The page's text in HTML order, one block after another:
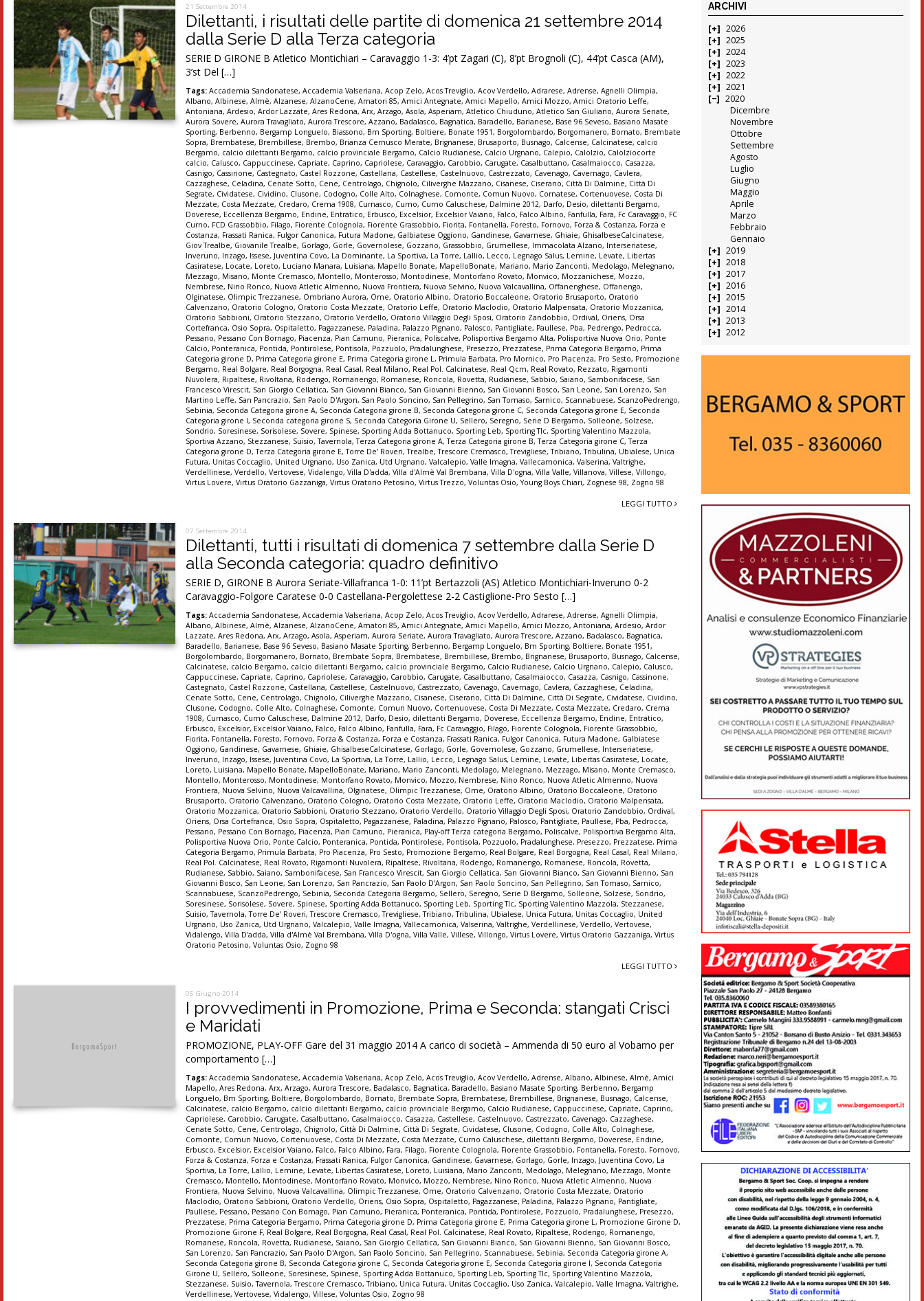
21 Settembre 2014
Dilettanti, i risultati delle partite di domenica 21 settembre 2014
dalla Serie D alla Terza categoria
SERIE D GIRONE B Atletico Montichiari – Caravaggio 1-3: 4’pt Zagari (C), 8’pt Brognoli (C), 44’pt Casca (AM),
3’st Del […]
Tags: Accademia Sandonatese,Accademia Valseriana,Acop Zelo,Acos Treviglio,Acov Verdello,Adrarese,Adrense,Agnelli Olimpia,
Albano,Albinese,Almè,Alzanese,AlzanoCene,Amatori 85,Amici Antegnate,Amici Mapello,Amici Mozzo,Amici Oratorio Leffe,
Antoniana,Ardesio,Ardor Lazzate,Ares Redona,Arx,Arzago,Asola,Asperiam,Atletico Chiuduno,Atletico San Giuliano,Aurora Seriate,
Aurora Sovere,Aurora Travagliato,Aurora Trescore,Azzano, Badalasco, Bagnatica, Baradello, Barianese, Base 96 Seveso, Basiano Masate
Sporting, Berbenno, Bergamp Longuelo, Biassono, Bm Sporting, Boltiere, Bonate 1951, Borgolombardo, Borgomanero, Bornato, Brembate
Sopra, Brembatese, Brembillese, Brembo, Brianza Cernusco Merate, Brignanese, Brusaporto, Busnago, Calcense, Calcinatese, calcio
Bergamo, calcio dilettanti Bergamo, calcio provinciale Bergamo, Calcio Rudianese, Calcio Urgnano, Calepio, Calolzio, Calolziocorte
calcio, Calusco, Cappuccinese, Capriate, Caprino, Capriolese, Caravaggio, Carobbio, Carugate, Casalbuttano, Casalmaiocco, Casazza,
Casnigo, Cassinone, Castegnato, Castel Rozzone, Castellana, Castellese, Castelnuovo, Castrezzato, Cavenago, Cavernago, Cavlera,
Cazzaghese, Celadina, Cenate Sotto, Cene, Centrolago, Chignolo, Ciliverghe Mazzano, Cisanese, Ciserano, Città Di Dalmine, Città Di
Segrate, Cividatese, Cividino, Clusone, Codogno, Colle Alto, Colnaghese, Comonte, Comun Nuovo, Cornatese, Cortenuovese, Costa Di
Mezzate, Costa Mezzate, Credaro, Crema 1908, Curnasco, Curno, Curno Caluschese, Dalmine 2012, Darfo, Desio, dilettanti Bergamo,
Doverese, Eccellenza Bergamo, Endine, Entratico, Erbusco, Excelsior, Excelsior Vaiano, Falco, Falco Albino, Fanfulla, Fara, Fc Caravaggio, FC
Curno, FCD Grassobbio, Filago, Fiorente Colognola, Fiorente Grassobbio, Fiorita, Fontanella, Foresto, Fornovo, Forza & Costanza, Forza e
Costanza, Frassati Ranica, Fulgor Canonica, Futura Madone, Galbiatese Oggiono, Gandinese, Gavarnese, Ghiaie, GhisalbeseCalcinatese,
Giov Trealbe, Giovanile Trealbe, Gorlago, Gorle, Governolese, Gozzano, Grassobbio, Grumellese, Immacolata Alzano, Interseriatese,
Inveruno, Inzago, Issese, Juventina Covo, La Dominante, La Sportiva, La Torre, Lallio, Lecco, Legnago Salus, Lemine, Levate, Libertas
Casiratese, Locate, Loreto, Luciano Manara, Luisiana, Mapello Bonate, MapelloBonate, Mariano, Mario Zanconti, Medolago, Melegnano,
Mezzago, Misano, Monte Cremasco, Montello, Monterosso, Montodinese, Montorfano Rovato, Monvico, Mozzanichese, Mozzo,
Nembrese, Nino Ronco, Nuova Atletic Almenno, Nuova Frontiera, Nuova Selvino, Nuova Valcavallina, Offanenghese, Offanengo,
Olginatese, Olimpic Trezzanese, Ombriano Aurora, Ome, Oratorio Albino, Oratorio Boccaleone, Oratorio Brusaporto, Oratorio
Calvenzano, Oratorio Cologno, Oratorio Costa Mezzate, Oratorio Leffe, Oratorio Maclodio, Oratorio Malpensata, Oratorio Mozzanica,
Oratorio Sabbioni, Oratorio Stezzano, Oratorio Verdello, Oratorio Villaggio Degli Sposi, Oratorio Zandobbio, Ordival, Oriens, Orsa
Cortefranca, Osio Sopra, Ospitaletto, Pagazzanese, Paladina, Palazzo Pignano, Palosco, Pantigliate, Paullese, Pba, Pedrengo, Pedrocca,
Pessano, Pessano Con Bornago, Piacenza, Pian Camuno, Pieranica, Poliscalve, Polisportiva Bergamo Alta, Polisportiva Nuova Orio, Ponte
Calcio, Ponteranica, Pontida, Pontirolese, Pontisola, Pozzuolo, Pradalunghese, Presezzo, Prezzatese, Prima Categoria Bergamo, Prima
Categoria girone D, Prima Categoria girone E, Prima Categoria girone L, Primula Barbata, Pro Mornico, Pro Piacenza, Pro Sesto, Promozione
Bergamo, Real Bolgare, Real Borgogna, Real Casal, Real Milano, Real Pol. Calcinatese, Real Qcm, Real Rovato, Rezzato, Rigamonti
Nuvolera, Ripaltese, Rivoltana, Rodengo, Romanengo, Romanese, Roncola, Rovetta, Rudianese, Sabbio, Saiano, Sambonifacese, San
Francesco Virescit, San Giorgio Cellatica, San Giovanni Bianco, San Giovanni Bienno, San Giovanni Bosco, San Leone, San Lorenzo, San
Martino Leffe, San Pancrazio, San Paolo D'Argon, San Paolo Soncino, San Pellegrino, San Tomaso, Sarnico, Scannabuese, ScanzoPedrengo,
Sebinia, Seconda Categoria girone A, Seconda Categoria girone B, Seconda Categoria girone C, Seconda Categoria girone E, Seconda
Categoria girone I, Seconda categoria girone S, Seconda Categoria Girone U, Sellero, Seregno, Serie D Bergamo, Solleone, Solzese,
Sondrio, Soresinese, Sorisolese, Sovere, Spinese, Sporting Adda Bottanuco, Sporting Leb, Sporting Tlc, Sporting Valentino Mazzola,
Sportiva Azzano, Stezzanese, Suisio,Tavernola,Terza Categoria girone A,Terza Categoria girone B,Terza Categoria girone C,Terza
Categoria girone D,Terza Categoria girone E,Torre De' Roveri,Trealbe,Trescore Cremasco,Trevigliese,Tribiano,Tribulina, Ubialese, Unica
Futura, Unitas Coccaglio, United Urgnano, Uso Zanica, Utd Urgnano,Valcalepio,Valle Imagna,Vallecamonica,Valserina,Valtrighe,
Verdellinese,Verdello,Vertovese,Vidalengo,Villa D'adda,Villa d'Almè Val Brembana,Villa D'ogna,Villa Valle,Villanova,Villese,Villongo,
Virtus Lovere,Virtus Oratorio Gazzaniga,Virtus Oratorio Petosino,Virtus Trezzo,Voluntas Osio,Young Boys Chiari, Zognese 98, Zogno 98
LEGGI TUTTO
07 Settembre 2014
Dilettanti, tutti i risultati di domenica 7 settembre dalla Serie D
alla Seconda categoria: quadro definitivo
SERIE D, GIRONE B Aurora Seriate-Villafranca 1-0: 11’pt Bertazzoli (AS) Atletico Montichiari-Inveruno 0-2
Caravaggio-Folgore Caratese 0-0 Castellana-Pergolettese 2-2 Castiglione-Pro Sesto […]
Tags: Accademia Sandonatese,Accademia Valseriana,Acop Zelo,Acos Treviglio,Acov Verdello,Adrarese,Adrense,Agnelli Olimpia,
Albano,Albinese,Almè,Alzanese,AlzanoCene,Amatori 85,Amici Antegnate,Amici Mapello,Amici Mozzo,Antoniana,Ardesio,Ardor
Lazzate,Ares Redona,Arx,Arzago,Asola,Asperiam,Aurora Seriate,Aurora Travagliato,Aurora Trescore,Azzano, Badalasco, Bagnatica,
Baradello, Barianese, Base 96 Seveso, Basiano Masate Sporting, Berbenno, Bergamp Longuelo, Bm Sporting, Boltiere, Bonate 1951,
Borgolombardo, Borgomanero, Bornato, Brembate Sopra, Brembatese, Brembillese, Brembo, Brignanese, Brusaporto, Busnago, Calcense,
Calcinatese, calcio Bergamo, calcio dilettanti Bergamo, calcio provinciale Bergamo, Calcio Rudianese, Calcio Urgnano, Calepio, Calusco,
Cappuccinese, Capriate, Caprino, Capriolese, Caravaggio, Carobbio, Carugate, Casalbuttano, Casalmaiocco, Casazza, Casnigo, Cassinone,
Castegnato, Castel Rozzone, Castellana, Castellese, Castelnuovo, Castrezzato, Cavenago, Cavernago, Cavlera, Cazzaghese, Celadina,
Cenate Sotto, Cene, Centrolago, Chignolo, Ciliverghe Mazzano, Cisanese, Ciserano, Città Di Dalmine, Città Di Segrate, Cividatese, Cividino,
Clusone, Codogno, Colle Alto, Colnaghese, Comonte, Comun Nuovo, Cortenuovese, Costa Di Mezzate, Costa Mezzate, Credaro, Crema
1908, Curnasco, Curno Caluschese, Dalmine 2012, Darfo, Desio, dilettanti Bergamo, Doverese, Eccellenza Bergamo, Endine, Entratico,
Erbusco, Excelsior, Excelsior Vaiano, Falco, Falco Albino, Fanfulla, Fara, Fc Caravaggio, Filago, Fiorente Colognola, Fiorente Grassobbio,
Fiorita, Fontanella, Foresto, Fornovo, Forza & Costanza, Forza e Costanza, Frassati Ranica, Fulgor Canonica, Futura Madone, Galbiatese
Oggiono, Gandinese, Gavarnese, Ghiaie, GhisalbeseCalcinatese, Gorlago, Gorle, Governolese, Gozzano, Grumellese, Interseriatese,
Inveruno, Inzago, Issese, Juventina Covo, La Sportiva, La Torre, Lallio, Lecco, Legnago Salus, Lemine, Levate, Libertas Casiratese, Locate,
Loreto, Luisiana, Mapello Bonate, MapelloBonate, Mariano, Mario Zanconti, Medolago, Melegnano, Mezzago, Misano, Monte Cremasco,
Montello, Monterosso, Montodinese, Montorfano Rovato, Monvico, Mozzo, Nembrese, Nino Ronco, Nuova Atletic Almenno, Nuova
Frontiera, Nuova Selvino, Nuova Valcavallina, Olginatese, Olimpic Trezzanese, Ome, Oratorio Albino, Oratorio Boccaleone, Oratorio
Brusaporto, Oratorio Calvenzano, Oratorio Cologno, Oratorio Costa Mezzate, Oratorio Leffe, Oratorio Maclodio, Oratorio Malpensata,
Oratorio Mozzanica, Oratorio Sabbioni, Oratorio Stezzano, Oratorio Verdello, Oratorio Villaggio Degli Sposi, Oratorio Zandobbio, Ordival,
Oriens, Orsa Cortefranca, Osio Sopra, Ospitaletto, Pagazzanese, Paladina, Palazzo Pignano, Palosco, Pantigliate, Paullese, Pba, Pedrocca,
Pessano, Pessano Con Bornago, Piacenza, Pian Camuno, Pieranica, Play-off Terza categoria Bergamo, Poliscalve, Polisportiva Bergamo Alta,
Polisportiva Nuova Orio, Ponte Calcio, Ponteranica, Pontida, Pontirolese, Pontisola, Pozzuolo, Pradalunghese, Presezzo, Prezzatese, Prima
Categoria Bergamo, Primula Barbata, Pro Piacenza, Pro Sesto, Promozione Bergamo, Real Bolgare, Real Borgogna, Real Casal, Real Milano,
Real Pol. Calcinatese, Real Rovato, Rigamonti Nuvolera, Ripaltese, Rivoltana, Rodengo, Romanengo, Romanese, Roncola, Rovetta,
Rudianese, Sabbio, Saiano, Sambonifacese, San Francesco Virescit, San Giorgio Cellatica, San Giovanni Bianco, San Giovanni Bienno, San
Giovanni Bosco, San Leone, San Lorenzo, San Pancrazio, San Paolo D'Argon, San Paolo Soncino, San Pellegrino, San Tomaso, Sarnico,
Scannabuese, ScanzoPedrengo, Sebinia, Seconda Categoria Bergamo, Sellero, Seregno, Serie D Bergamo, Solleone, Solzese, Sondrio,
Soresinese, Sorisolese, Sovere, Spinese, Sporting Adda Bottanuco, Sporting Leb, Sporting Tlc, Sporting Valentino Mazzola, Stezzanese,
Suisio,Tavernola,Torre De' Roveri,Trescore Cremasco,Trevigliese,Tribiano,Tribulina, Ubialese, Unica Futura, Unitas Coccaglio, United
Urgnano, Uso Zanica, Utd Urgnano,Valcalepio,Valle Imagna,Vallecamonica,Valserina,Valtrighe,Verdellinese,Verdello,Vertovese,
Vidalengo,Villa D'adda,Villa d'Almè Val Brembana,Villa D'ogna,Villa Valle,Villese,Villongo,Virtus Lovere,Virtus Oratorio Gazzaniga,Virtus
Oratorio Petosino,Voluntas Osio, Zogno 98
LEGGI TUTTO
05 Giugno 2014
I provvedimenti in Promozione, Prima e Seconda: stangati Crisci
e Maridati
PROMOZIONE, PLAY-OFF Gare del 31 maggio 2014 A carico di società – Ammenda di 50 euro al Vobarno per
comportamento […]
Tags: Accademia Sandonatese,Accademia Valseriana,Acop Zelo,Acos Treviglio,Acov Verdello,Adrense,Albano,Albinese,Almè,Amici
Mapello,Ares Redona,Arx,Arzago,Aurora Trescore, Badalasco, Bagnatica, Baradello, Basiano Masate Sporting, Berbenno, Bergamp
Longuelo, Bm Sporting, Boltiere, Borgolombardo, Bornato, Brembate Sopra, Brembatese, Brembillese, Brignanese, Busnago, Calcense,
Calcinatese, calcio Bergamo, calcio dilettanti Bergamo, calcio provinciale Bergamo, Calcio Rudianese, Cappuccinese, Capriate, Caprino,
Capriolese, Carobbio, Carugate, Casalbuttano, Casalmaiocco, Casazza, Castellese, Castelnuovo, Castrezzato, Cavenago, Cazzaghese,
Cenate Sotto, Cene, Centrolago, Chignolo, Città Di Dalmine, Città Di Segrate, Cividatese, Clusone, Codogno, Colle Alto, Colnaghese,
Comonte, Comun Nuovo, Cortenuovese, Costa Di Mezzate, Costa Mezzate, Curno Caluschese, dilettanti Bergamo, Doverese, Endine,
Erbusco, Excelsior, Excelsior Vaiano, Falco, Falco Albino, Fara, Filago, Fiorente Colognola, Fiorente Grassobbio, Fontanella, Foresto, Fornovo,
Forza & Costanza, Forza e Costanza, Frassati Ranica, Fulgor Canonica, Gandinese, Gavarnese, Gorlago, Gorle, Inzago, Juventina Covo, La
Sportiva, La Torre, Lallio, Lemine, Levate, Libertas Casiratese, Loreto, Luisiana, Mario Zanconti, Medolago, Melegnano, Mezzago, Monte
Cremasco, Montello, Montodinese, Montorfano Rovato, Monvico, Mozzo, Nembrese, Nino Ronco, Nuova Atletic Almenno, Nuova
Frontiera, Nuova Selvino, Nuova Valcavallina, Olimpic Trezzanese, Ome, Oratorio Calvenzano, Oratorio Costa Mezzate, Oratorio
Maclodio, Oratorio Sabbioni, Oratorio Verdello, Oriens, Osio Sopra, Ospitaletto, Pagazzanese, Paladina, Palazzo Pignano, Pantigliate,
Paullese, Pessano, Pessano Con Bornago, Pian Camuno, Pieranica, Ponteranica, Pontida, Pontirolese, Pozzuolo, Pradalunghese, Presezzo,
Prezzatese, Prima Categoria Bergamo, Prima Categoria girone D, Prima Categoria girone E, Prima Categoria girone L, Promozione Girone D,
Promozione Girone F, Real Bolgare, Real Borgogna, Real Casal, Real Pol. Calcinatese, Real Rovato, Ripaltese, Rodengo, Romanengo,
Romanese, Roncola, Rovetta, Rudianese, Saiano, San Giorgio Cellatica, San Giovanni Bianco, San Giovanni Bienno, San Giovanni Bosco,
San Lorenzo, San Pancrazio, San Paolo D'Argon, San Paolo Soncino, San Pellegrino, Scannabuese, Sebinia, Seconda Categoria girone A,
Seconda Categoria girone B, Seconda Categoria girone C, Seconda Categoria girone E, Seconda Categoria girone I, Seconda Categoria
Girone U, Sellero, Solleone, Soresinese, Spinese, Sporting Adda Bottanuco, Sporting Leb, Sporting Tlc, Sporting Valentino Mazzola,
Stezzanese, Suisio,Tavernola,Trescore Cremasco,Tribiano, Unica Futura, Unitas Coccaglio, Uso Zanica,Valcalepio,Valle Imagna,Valtrighe,
Verdellinese,Vertovese,Vidalengo,Villese,Voluntas Osio, Zogno 98
ARCHIVI
2026
2025
2024
2023
2022
2021
2020
Dicembre
Novembre
Ottobre
Settembre
Agosto
Luglio
Giugno
Maggio
Aprile
Marzo
Febbraio
Gennaio
2019
2018
2017
2016
2015
2014
2013
2012